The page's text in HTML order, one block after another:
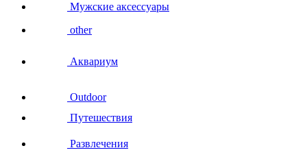
Мужские аксессуары
other
Аквариум
Outdoor
Путешествия
Развлечения